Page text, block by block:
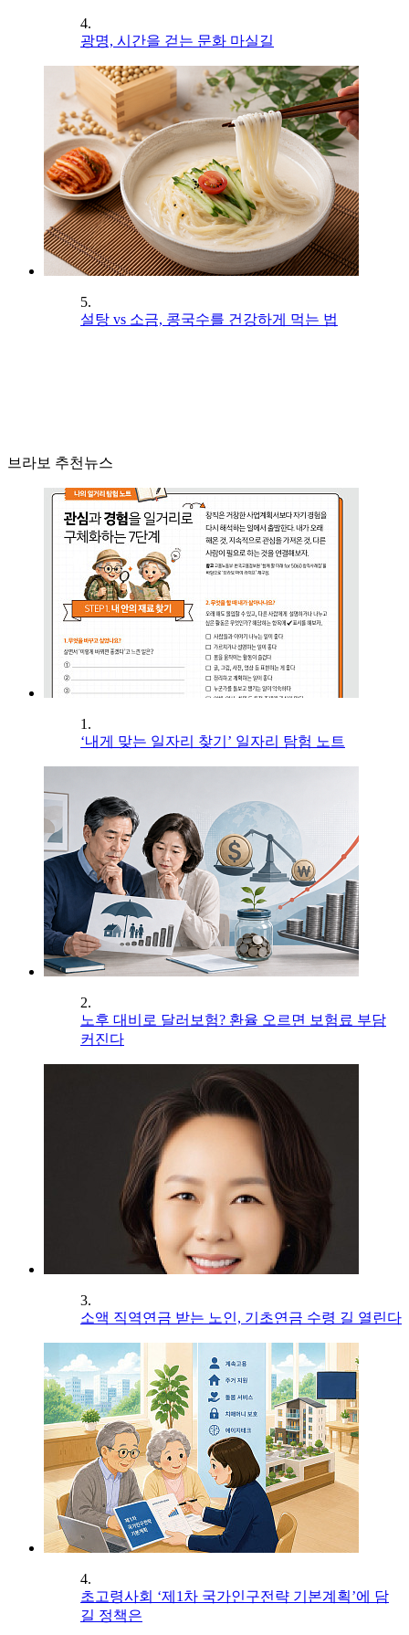
4.
광명, 시간을 걷는 문화 마실길
5.
설탕 vs 소금, 콩국수를 건강하게 먹는 법
브라보 추천뉴스
1.
‘내게 맞는 일자리 찾기’ 일자리 탐험 노트
2.
노후 대비로 달러보험? 환율 오르면 보험료 부담
커진다
3.
소액 직역연금 받는 노인, 기초연금 수령 길 열린다
4.
초고령사회 ‘제1차 국가인구전략 기본계획’에 담
길 정책은